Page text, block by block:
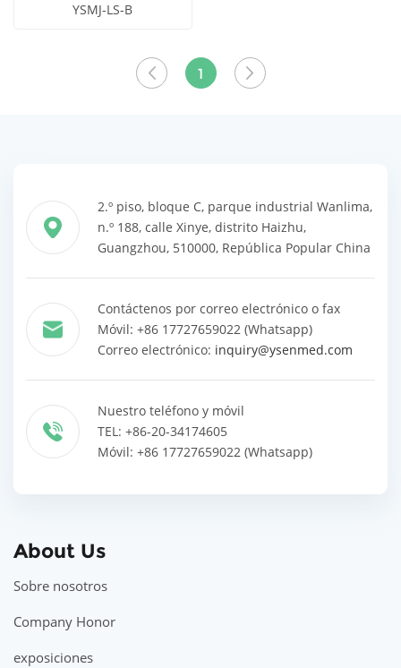
precio
YSMJ-LS-B
1
2.º piso, bloque C, parque industrial Wanlima,
n.º 188, calle Xinye, distrito Haizhu,
Guangzhou, 510000, República Popular China
Contáctenos por correo electrónico o fax
Móvil: +86 17727659022 (Whatsapp)
Correo electrónico: inquiry@ysenmed.com
Nuestro teléfono y móvil
TEL: +86-20-34174605
Móvil: +86 17727659022 (Whatsapp)
About Us
Sobre nosotros
Company Honor
exposiciones